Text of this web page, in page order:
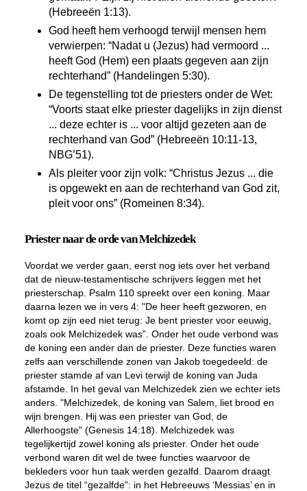
(Hebreeën 1:13).
God heeft hem verhoogd terwijl mensen hem
verwierpen: “Nadat u (Jezus) had vermoord ...
heeft God (Hem) een plaats gegeven aan zijn
rechterhand” (Handelingen 5:30).
De tegenstelling tot de priesters onder de Wet:
“Voorts staatelke priester dagelijks in zijn dienst
... deze echter is ... voor altijd gezeten aan de
rechterhand van God” (Hebreeën 10:11-13,
NBG’51).
Als pleiter voor zijn volk: “Christus Jezus ... die
is opgewekt en aan de rechterhand van God zit,
pleit voor ons” (Romeinen 8:34).
Priester naar de orde van Melchizedek
Voordat we verder gaan, eerst nog iets over het verband
dat de nieuw-testamentische schrijvers leggen met het
priesterschap. Psalm 110 spreekt over een koning. Maar
daarna lezen we in vers 4: "De heer heeft gezworen, en
komt op zijn eed niet terug: Je bent priester voor eeuwig,
zoals ook Melchizedek was”. Onder het oude verbond was
de koning een ander dan de priester. Deze functies waren
zelfs aan verschillende zonen van Jakob toegedeeld: de
priester stamde af van Levi terwijl de koning van Juda
afstamde. In het geval van Melchizedek zien we echter iets
anders. "Melchizedek, de koning van Salem, liet brood en
wijn brengen. Hij was een priestervan God, de
Allerhoogste" (Genesis 14:18). Melchizedek was
tegelijkertijd zowel koning als priester. Onder het oude
verbond waren dit wel de twee functies waarvoor de
bekleders voor hun taak werden gezalfd. Daarom draagt
Jezus de titel “gezalfde”: in het Hebreeuws ‘Messias’ en in